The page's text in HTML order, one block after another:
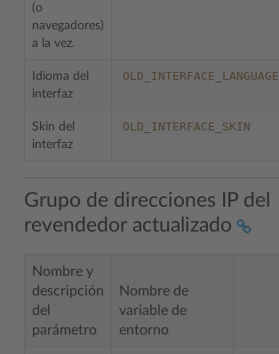
(o
navegadores)
a la vez.
Idioma del
interfaz
OLD_INTERFACE_LANGUAGE
Skin del
interfaz
OLD_INTERFACE_SKIN
Grupo de direcciones IP del
revendedor actualizado
Nombre y
descripción
del
parámetro
Nombre de
variable de
entorno